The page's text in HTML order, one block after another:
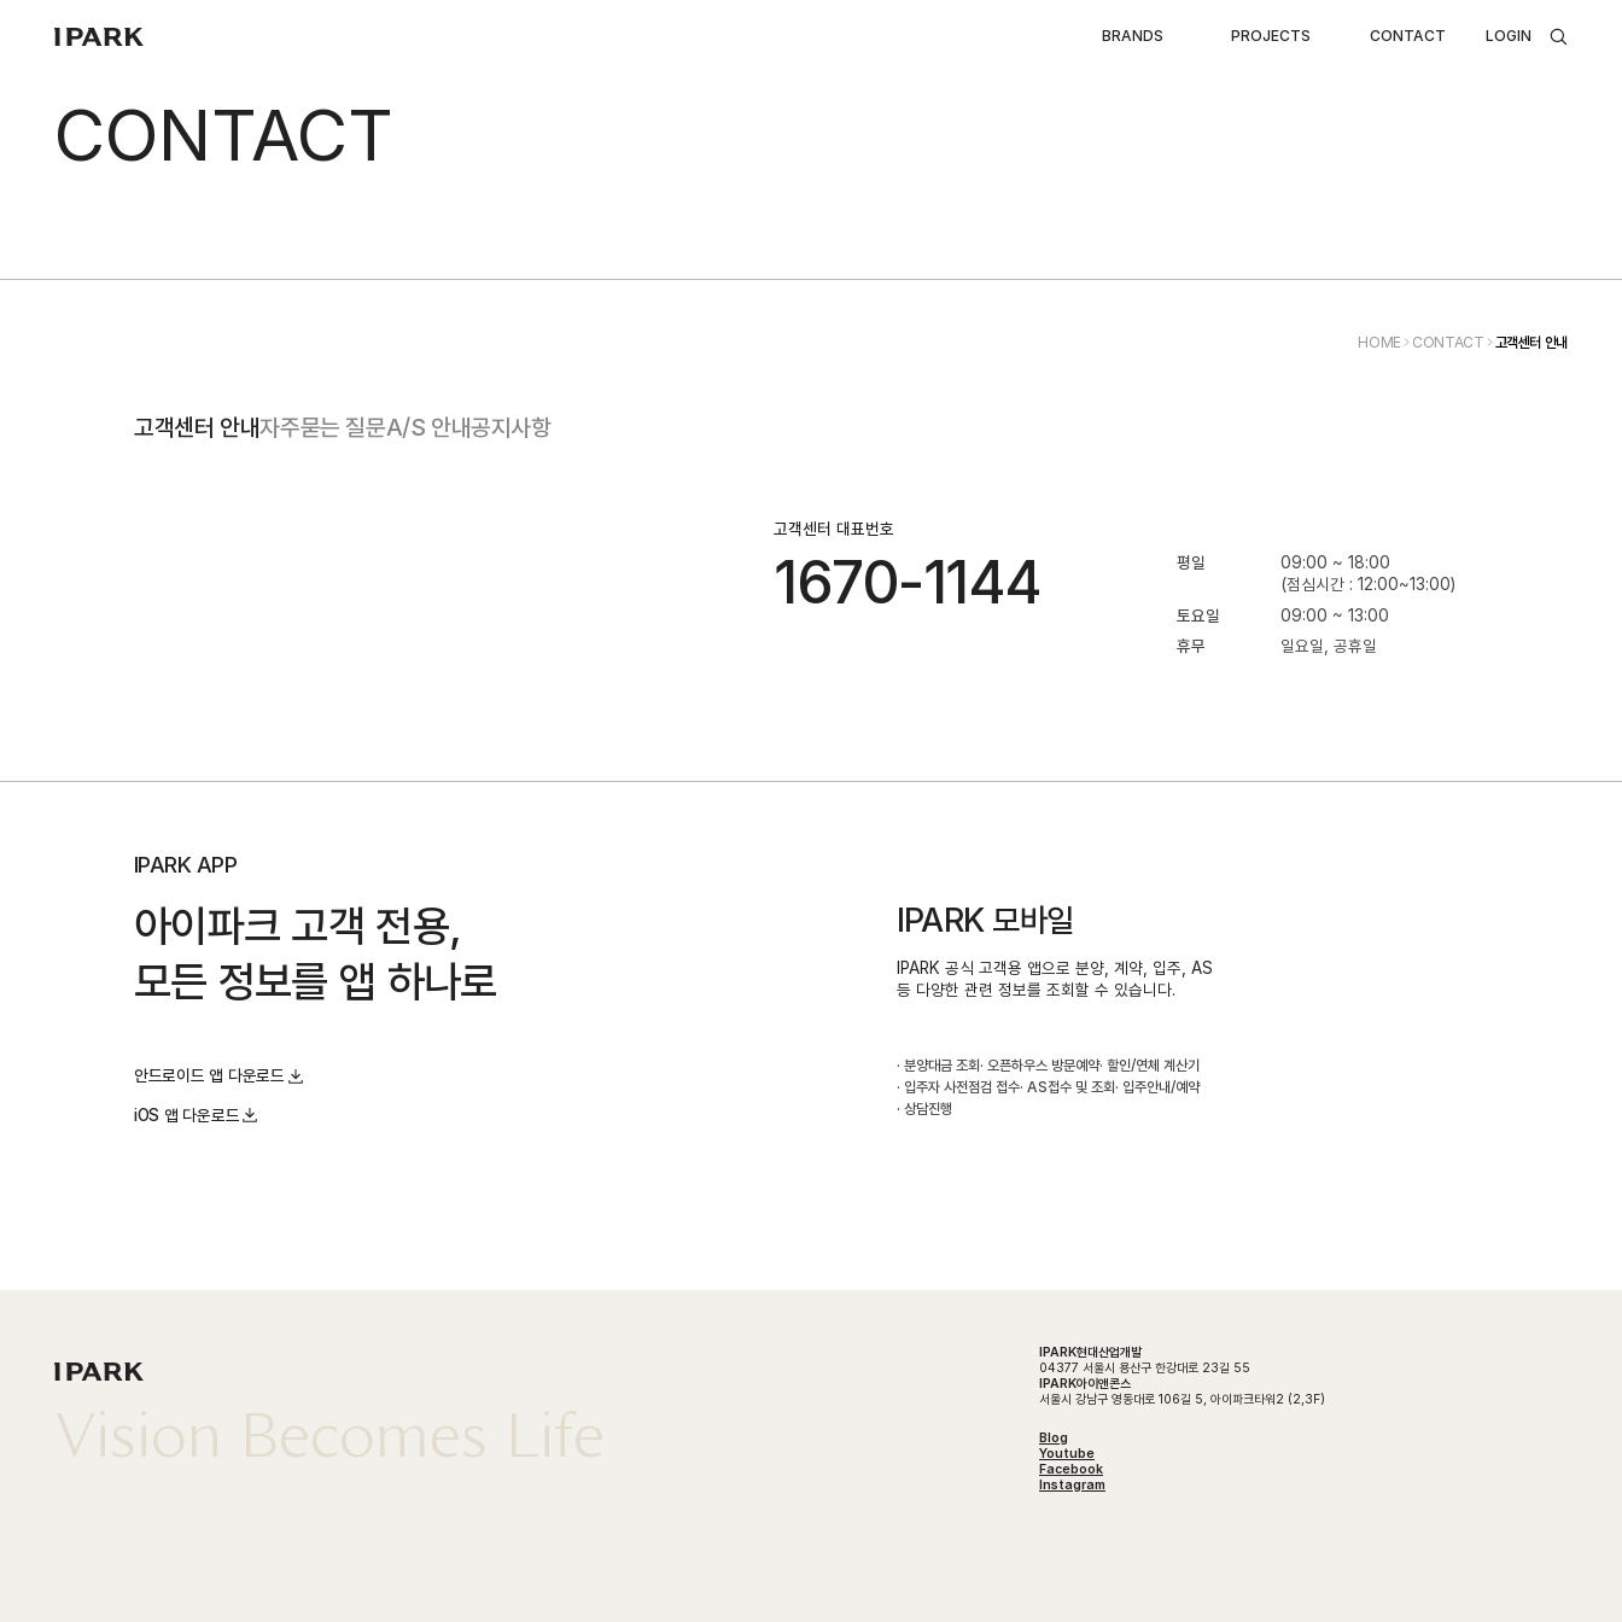
BRANDS PROJECTS CONTACT LOGIN Search
CONTACT
HOME CONTACT 고객센터 안내
고객센터 안내자주묻는 질문A/S 안내공지사항
고객센터 대표번호
1670-1144 평일
09:00 ~ 18:00
(점심시간 : 12:00~13:00)
토요일
09:00 ~ 13:00
휴무
일요일, 공휴일
IPARK APP
아이파크 고객 전용,
모든 정보를 앱 하나로
안드로이드 앱 다운로드
iOS 앱 다운로드
IPARK 모바일
IPARK 공식 고객용 앱으로 분양, 계약, 입주, AS
등 다양한 관련 정보를 조회할 수 있습니다.
분양대금 조회 오픈하우스 방문예약 할인/연체 계산기
입주자 사전점검 접수 AS접수 및 조회 입주안내/예약
상담진행
Vision Becomes Life
IPARK현대산업개발
04377 서울시 용산구 한강대로 23길 55
IPARK아이앤콘스
서울시 강남구 영동대로 106길 5, 아이파크타워2 (2,3F)
Blog
Youtube
Facebook
Instagram